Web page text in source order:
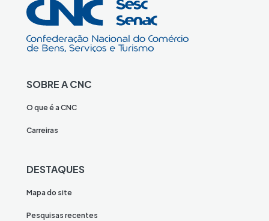
SOBRE A CNC
O que é a CNC
Carreiras
DESTAQUES
Mapa do site
Pesquisas recentes